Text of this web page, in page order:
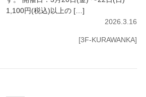
1,100円(税込)以上の […]
2026.3.16
[3F-KURAWANKA]